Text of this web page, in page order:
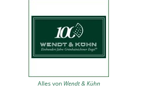
Alles von Wendt & Kühn